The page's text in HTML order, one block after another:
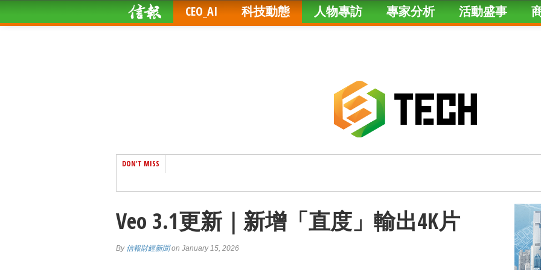
CEO_AI 科技動態 人物專訪 專家分析 活動盛事
DON'T MISS
Veo 3.1更新｜新增「直度」輸出4K片
By 信報財經新聞on January 15, 2026